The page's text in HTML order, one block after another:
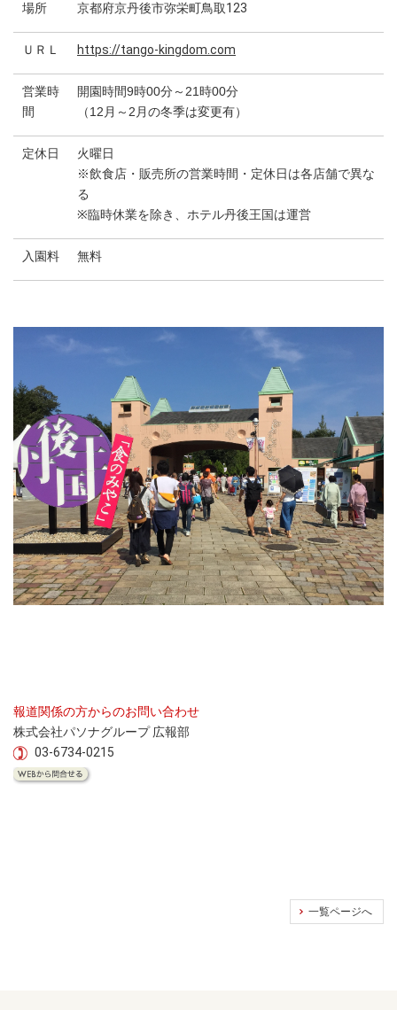
場所 京都府京丹後市弥栄町鳥取123
ＵＲＬ https://tango-kingdom.com
営業時
間
開園時間9時00分～21時00分
（12月～2月の冬季は変更有）
定休日
火曜日
※飲食店・販売所の営業時間・定休日は各店舗で異な
る
※臨時休業を除き、ホテル丹後王国は運営
入園料 無料
報道関係の方からのお問い合わせ
株式会社パソナグループ 広報部
03-6734-0215
一覧ページへ